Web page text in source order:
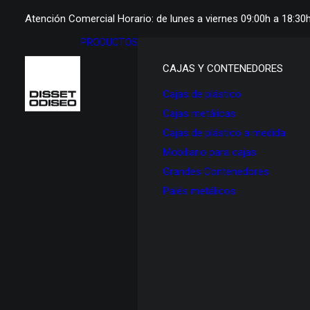
Atención Comercial Horario: de lunes a viernes 09:00h a
PRODUCTOS
CAJAS Y CONTENEDORES
Cajas de plástico
Cajas metálicas
Cajas de plástico a medida
Mobiliario para cajas
Grandes Contenedores
Palés metálicos